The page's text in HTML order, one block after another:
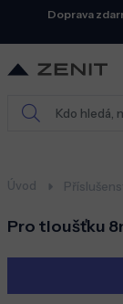
Doprava
Úvod
Pro tloušťku